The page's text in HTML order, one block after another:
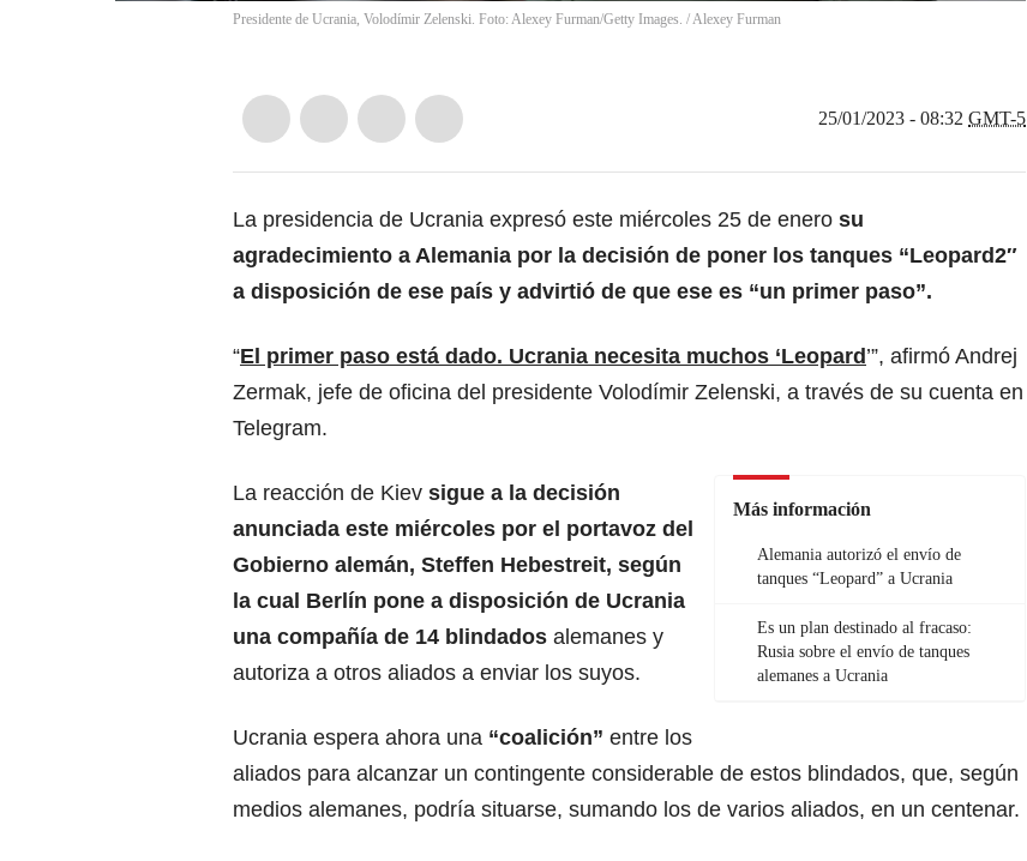
Presidente de Ucrania, Volodímir Zelenski. Foto: Alexey Furman/Getty Images. /Alexey Furman
25/01/2023 - 08:32 GMT-5
La presidencia de Ucrania expresó este miércoles 25 de enero su
agradecimiento a Alemania por la decisión de poner los tanques “Leopard2″
a disposición de ese país y advirtió de que ese es “un primer paso”.
“El primer paso está dado. Ucrania necesita muchos ‘Leopard ’”, afirmó Andrej
Zermak, jefe de oficina del presidente Volodímir Zelenski, a través de su cuenta en
Telegram.
Más información
Alemania autorizó el envío de
tanques “Leopard” a Ucrania
Es un plan destinado al fracaso:
Rusia sobre el envío de tanques
alemanes a Ucrania
La reacción de Kiev sigue a la decisión
anunciada este miércoles por el portavoz del
Gobierno alemán, Steffen Hebestreit, según
la cual Berlín pone a disposición de Ucrania
una compañía de 14 blindados alemanes y
autoriza a otros aliados a enviar los suyos.
Ucrania espera ahora una “coalición” entre los
aliados para alcanzar un contingente considerable de estos blindados, que, según
medios alemanes, podría situarse, sumando los de varios aliados, en un centenar.